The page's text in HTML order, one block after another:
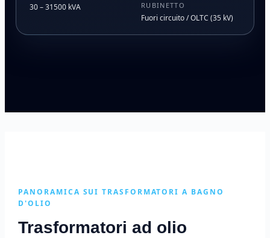
30 – 31500 kVA
RUBINETTO
Fuori circuito / OLTC (35 kV)
PANORAMICA SUI TRASFORMATORI A BAGNO
D'OLIO
Trasformatori ad olio